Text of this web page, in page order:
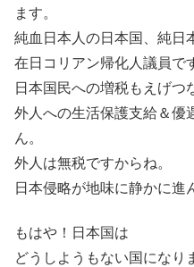
ます。
純血日本人の日本国、純日
在日コリアン帰化人議員で
日本国民への増税もえげつ
外人への生活保護支給＆優
ん。
外人は無税ですからね。
日本侵略が地味に静かに進
もはや！日本国は
どうしようもない国になり